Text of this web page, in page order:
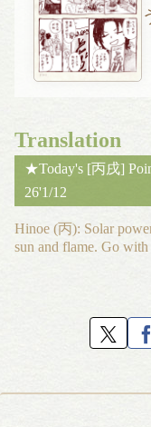
Translation
★Today's [丙戌]
26'1/12
Hinoe (丙): Solar
sun and flame. Go with